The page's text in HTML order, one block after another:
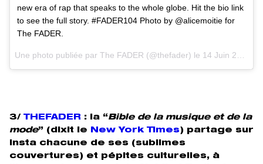
new era of rap that speaks to the whole globe. Hit the bio link
to see the full story. #FADER104 Photo by @alicemoitie for
The FADER.
Une photo publiée par The FADER (@thefader) le 14 Juin 2016 à 7h12 PDT
3/ THEFADER : la “Bible de la musique et de la
mode” (dixit le New York Times) partage sur
insta chacune de ses (sublimes
couvertures) et pépites culturelles, à